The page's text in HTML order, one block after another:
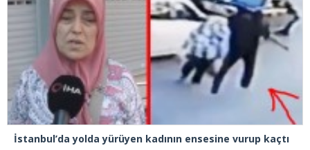
İstanbul’da yolda yürüyen kadının ensesine vurup kaçtı